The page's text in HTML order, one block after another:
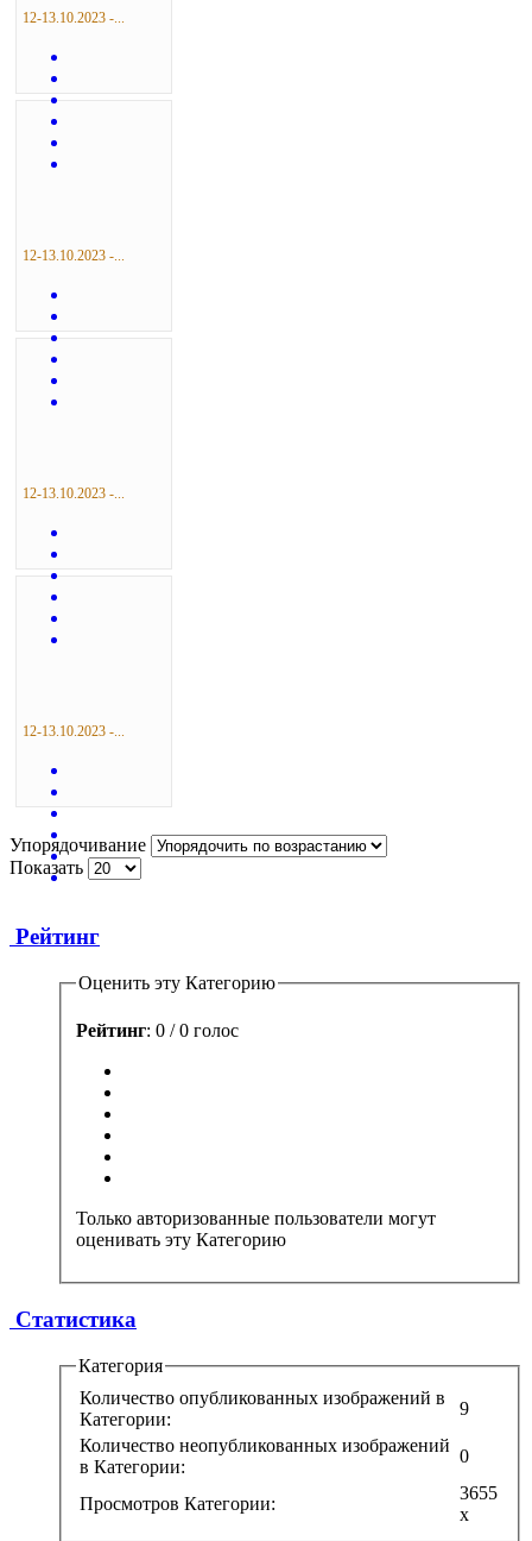
12-13.10.2023 -...
12-13.10.2023 -...
12-13.10.2023 -...
12-13.10.2023 -...
Упорядочивание
Показать
Рейтинг
Оценить эту Категорию
Рейтинг: 0 / 0 голос
Только авторизованные пользователи могут
оценивать эту Категорию
Статистика
Категория
Количество опубликованных изображений в
Категории:
9
Количество неопубликованных изображений
в Категории:
0
Просмотров Категории:
3655
x